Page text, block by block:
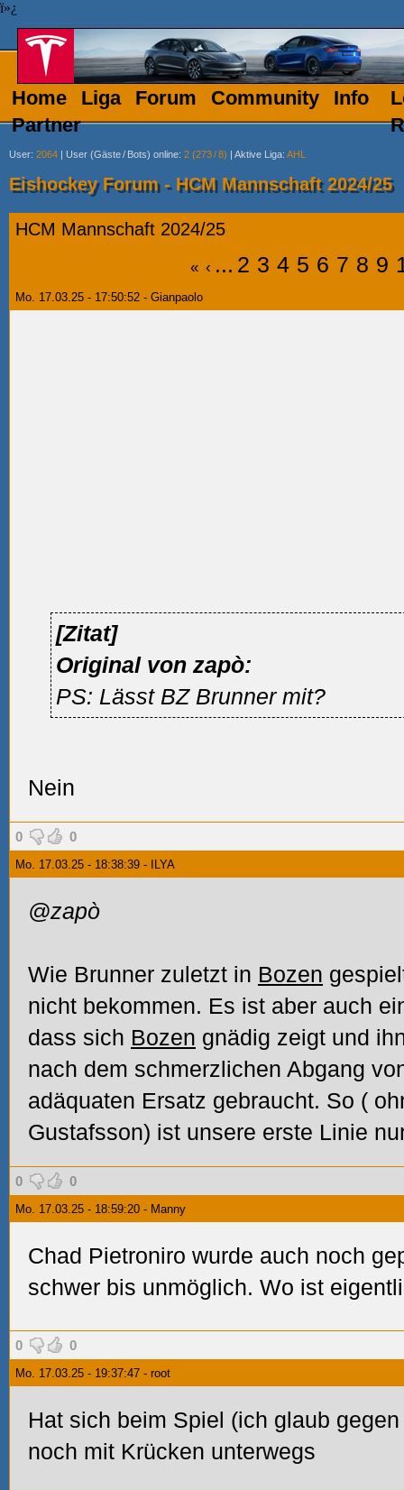
ï»¿
Home Liga Forum Community
Info
Partner
User: 2064 | User (Gäste/ Bots) online: 2 (273/8) | Aktive Liga: AHL
Eishockey Forum - HCM Mannschaft 2024/25
HCM Mannschaft 2024/25
« ‹ ... 2 3 4 5 6 7 8 9
Mo. 17.03.25 - 17:50:52 - Gianpaolo
[Zitat]
Original von zapò:
PS: Lässt BZ Brunner mit?
Nein
0 0
Mo. 17.03.25 - 18:38:39 - ILYA
@zapò
Wie Brunner zuletzt in Bozen
nicht bekommen. Es ist aber auch
dass sich Bozen gnädig zeigt und
nach dem schmerzlichen Abgang
adäquaten Ersatz gebraucht. So (
Gustafsson) ist unsere erste Linie
0 0
Mo. 17.03.25 - 18:59:20 - Manny
Chad Pietroniro wurde auch noch
schwer bis unmöglich. Wo ist
0 0
Mo. 17.03.25 - 19:37:47 - root
Hat sich beim Spiel (ich glaub
noch mit Krücken unterwegs